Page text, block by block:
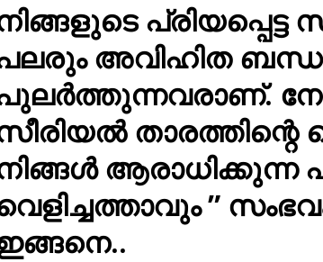
അവിഹിത
താരത്തിന്റെ
ആരാധിക്കുന്ന
”